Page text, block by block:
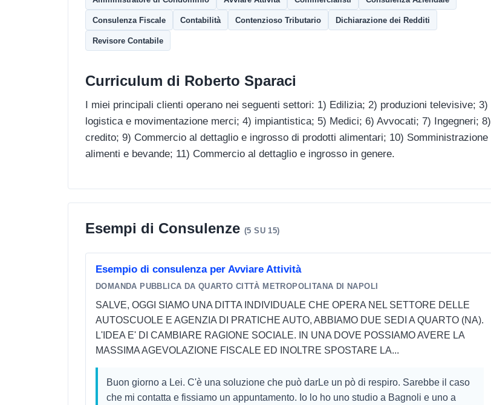
Consulenza Fiscale Contabilità Contenzioso Tributario Dichiarazione dei Redditi
Revisore Contabile
Curriculum di Roberto Sparaci
I miei principali clienti operano nei seguenti settori: 1) Edilizia; 2) produzioni televisive; 3)
logistica e movimentazione merci; 4) impiantistica; 5) Medici; 6) Avvocati; 7) Ingegneri; 8)
credito; 9) Commercio al dettaglio e ingrosso di prodotti alimentari; 10) Somministrazione
alimenti e bevande; 11) Commercio al dettaglio e ingrosso in genere.
Esempi di Consulenze (5 SU 15)
Esempio di consulenza per Avviare Attività
DOMANDA PUBBLICA DA QUARTO CITTÀ METROPOLITANA DI NAPOLI
SALVE, OGGI SIAMO UNA DITTA INDIVIDUALE CHE OPERA NEL SETTORE DELLE
AUTOSCUOLE E AGENZIA DI PRATICHE AUTO, ABBIAMO DUE SEDI A QUARTO (NA).
L'IDEA E' DI CAMBIARE RAGIONE SOCIALE. IN UNA DOVE POSSIAMO AVERE LA
MASSIMA AGEVOLAZIONE FISCALE ED INOLTRE SPOSTARE LA...
Buon giorno a Lei. C'è una soluzione che può darLe un pò di respiro. Sarebbe il caso
che mi contatta e fissiamo un appuntamento. Io lo ho uno studio a Bagnoli e uno a